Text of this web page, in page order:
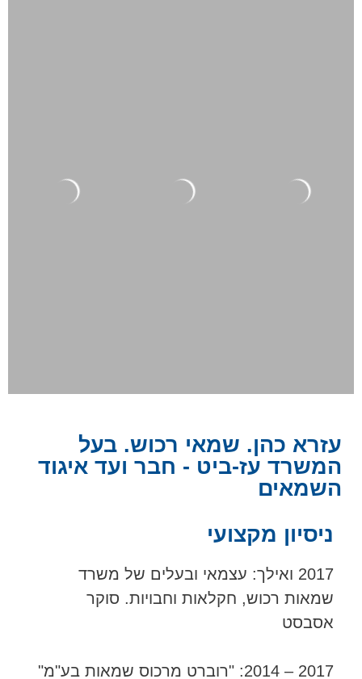
עזרא כהן. שמאי רכוש. בעל
המשרד עז-ביט - חבר ועד איגוד
השמאים
ניסיון מקצועי
2017 ואילך: עצמאי ובעלים של משרד
שמאות רכוש, חקלאות וחבויות. סוקר
אסבסט
2017 – 2014: "רוברט מרכוס שמאות בע"מ"